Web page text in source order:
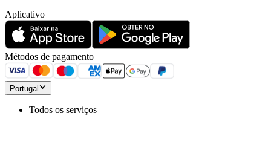
Aplicativo
Métodos de pagamento
Portugal
Todos os serviços